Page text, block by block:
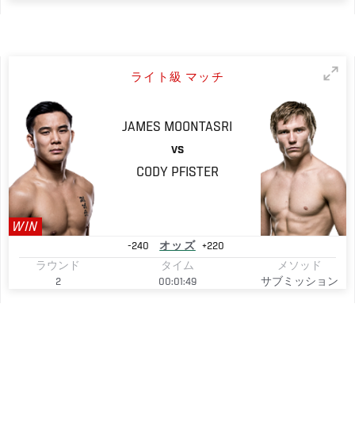
ライト級 マッチ
WIN
JAMES MOONTASRI
VS
CODY PFISTER
-240 オッズ
+220
ラウンド
2
タイム
00:01:49
メソッド
サブミッション